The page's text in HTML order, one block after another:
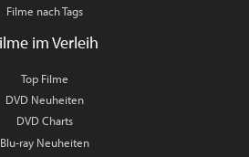
Filme nach Tags
im Verleih
Top Filme
DVD Neuheiten
DVD Charts
Blu-ray Neuheiten